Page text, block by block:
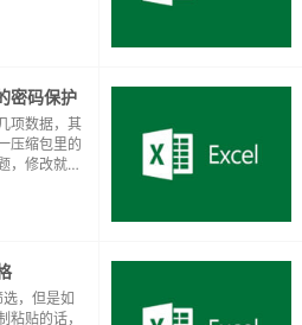
中，类
密码保护
项数据，其
压缩包里的
，修改就不
会在成功
，但是如
贴的话，